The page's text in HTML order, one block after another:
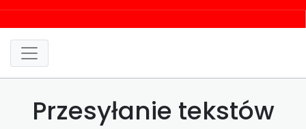
Przesyłanie tekstów